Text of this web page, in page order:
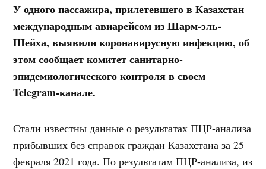
У одного пассажира, прилетевшего в Казахстан
международным авиарейсом из Шарм-эль-
Шейха, выявили коронавирусную инфекцию, об
этом сообщает комитет санитарно-
эпидемиологического контроля в своем
Telegram-канале.
Стали известны данные о результатах ПЦР-анализа
прибывших без справок граждан Казахстана за 25
февраля 2021 года. По результатам ПЦР-анализа, из